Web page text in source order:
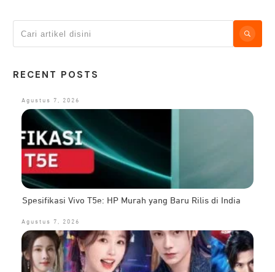
RECENT POSTS
Agustus 7, 2026
Spesifikasi Vivo T5e: HP Murah yang Baru Rilis di India
Agustus 7, 2026